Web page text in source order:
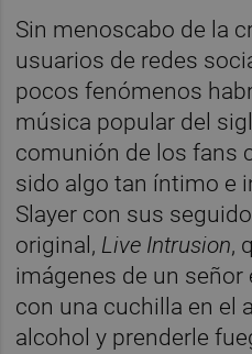
Sin menoscabo de la
usuarios de redes
pocos fenómenos
música popular del
comunión de los fans
sido algo tan íntimo e
Slayer con sus
original, Live Intrusion,
imágenes de un señor
con una cuchilla en el
alcohol y prenderle